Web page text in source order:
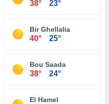
38° 23°
Bir Ghellalia
40° 25°
Bou Saada
38° 24°
El Hamel